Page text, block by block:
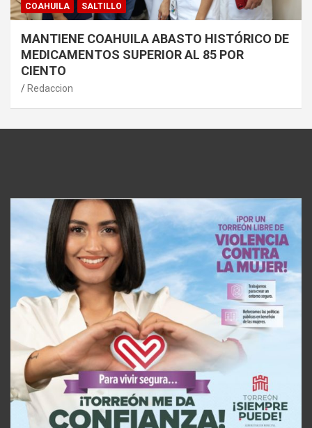
COAHUILA SALTILLO
MANTIENE COAHUILA ABASTO HISTÓRICO DE
MEDICAMENTOS SUPERIOR AL 85 POR
CIENTO
Redaccion